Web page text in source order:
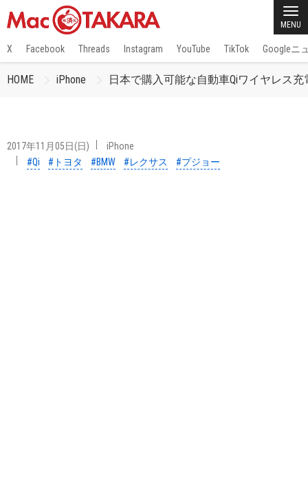
MENU
X Facebook Threads Instagram YouTube TikTok Googleニ
HOME iPhone 日本で購入可能な自動車Qiワイヤレス充
2017年11月05日(日)
iPhone
#Qi
#トヨタ #BMW #レクサス #プジョー